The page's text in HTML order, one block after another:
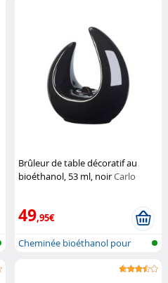
Brûleur de table décoratif au
bioéthanol, 53 ml, noirCarlo
49,95€
Cheminée bioéthanol pour